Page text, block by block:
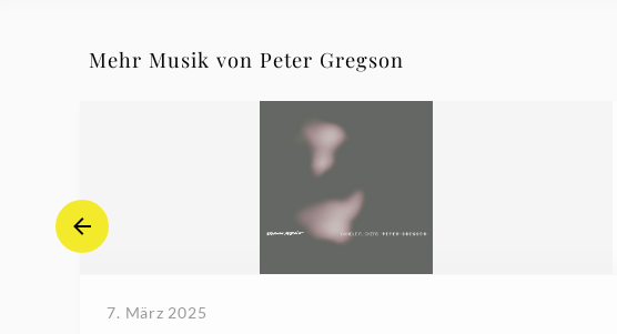
Mehr Musik von Peter Gregson
7. März 2025